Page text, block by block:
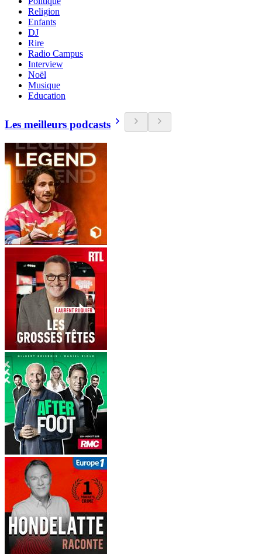
Religion
Enfants
DJ
Rire
Radio Campus
Interview
Noël
Musique
Education
Les meilleurs podcasts